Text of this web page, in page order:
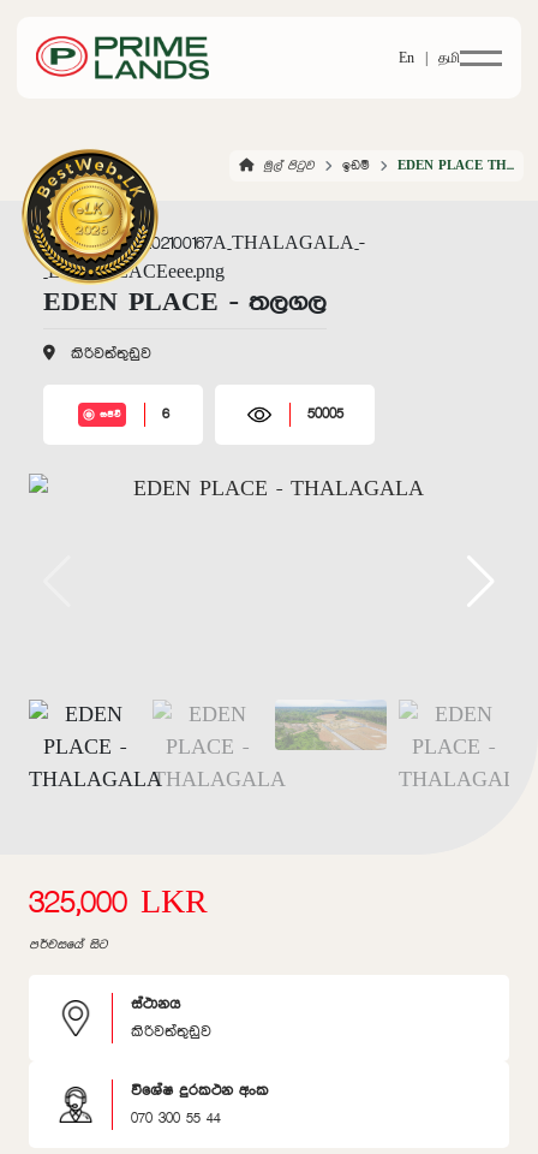
En | தமி
මුල් පිටුව ඉඩම් EDEN PLACE THALAGALA
EDEN PLACE - තලගල
කිරිවත්තුඩුව
සජීවී 6 50005
325,000 LKR
පර්චසයේ සිට
ස්ථානය
කිරිවත්තුඩුව
විශේෂ දුරකථන අංක
070 300 55 44